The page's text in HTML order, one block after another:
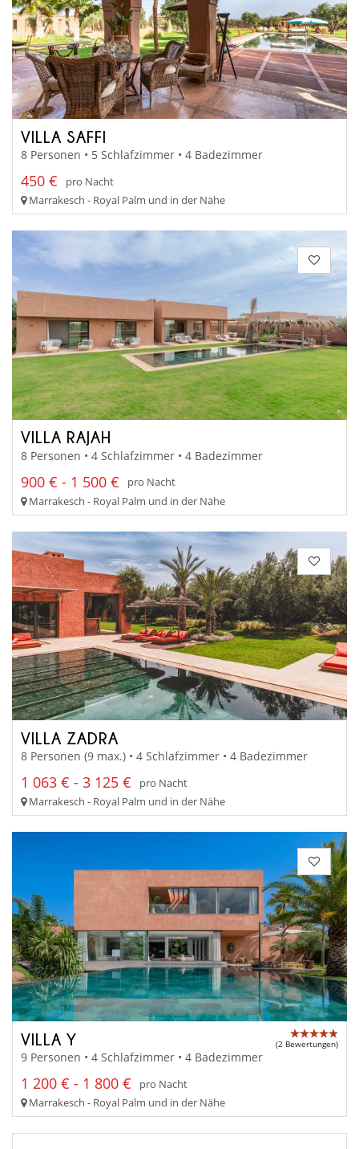
VILLA SAFFI
8 Personen • 5 Schlafzimmer • 4 Badezimmer
450 €
pro Nacht
Marrakesch - Royal Palm und in der Nähe
VILLA RAJAH
8 Personen • 4 Schlafzimmer • 4 Badezimmer
900 € - 1 500 €
pro Nacht
Marrakesch - Royal Palm und in der Nähe
VILLA ZADRA
8 Personen (9 max.) • 4 Schlafzimmer • 4 Badezimmer
1 063 € - 3 125 €
pro Nacht
Marrakesch - Royal Palm und in der Nähe
VILLA Y (2 Bewertungen)
9 Personen • 4 Schlafzimmer • 4 Badezimmer
1 200 € - 1 800 €
pro Nacht
Marrakesch - Royal Palm und in der Nähe